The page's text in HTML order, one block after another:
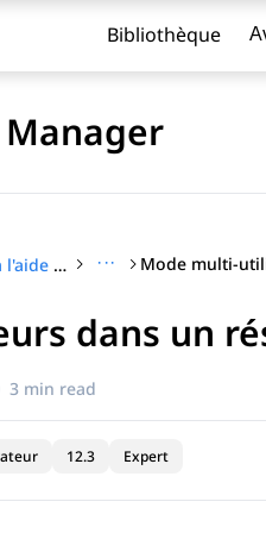
Bibliothèque
Administration d'Avaya IP Office à l'aide de Manager ···
dans un
3 min read
12.3 Expert